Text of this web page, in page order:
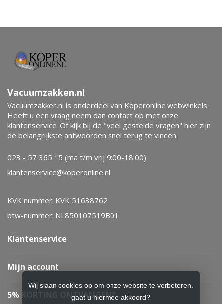
Vacuumzakken.nl
Vacuumzakken.nl is onderdeel van Koperonline webwinkels.
Heeft u een vraag neem dan contact op met onze
klantenservice. Of kijk bij de "veel gestelde vragen" hier zijn
de belangrijkste antwoorden snel terug te vinden.
023 - 57 365 15 (ma t/m vrij 9:00-18:00)
klantenservice@koperonline.nl
KVK nummer: KVK 51638762
btw-nummer: NL850107519B01
Klantenservice
Mijn account
5% KORTING ONTVANGEN?
Wij slaan cookies op om onze website te verbeteren.
gaat u hiermee akkoord?